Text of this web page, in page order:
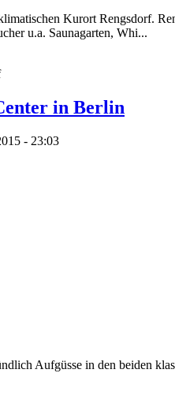
Kurort Rengsdorf.
u.a. Saunagarten, Whi...
in Berlin
- 23:03
Aufgüsse in den beiden